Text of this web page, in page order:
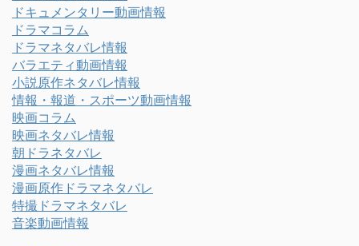
ドキュメンタリー動画情報
ドラマコラム
ドラマネタバレ情報
バラエティ動画情報
小説原作ネタバレ情報
情報・報道・スポーツ動画情報
映画コラム
映画ネタバレ情報
朝ドラネタバレ
漫画ネタバレ情報
漫画原作ドラマネタバレ
特撮ドラマネタバレ
音楽動画情報